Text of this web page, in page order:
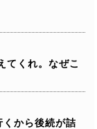
てくれ。なぜこ
から後続が詰